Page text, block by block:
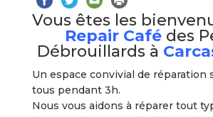
Vous êtes les
Repair Café des
Débrouillards à
Un espace convivial de réparation
tous pendant 3h.
Nous vous aidons à réparer tout